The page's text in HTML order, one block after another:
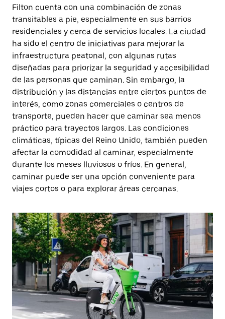
Filton cuenta con una combinación de zonas
transitables a pie, especialmente en sus barrios
residenciales y cerca de servicios locales. La ciudad
ha sido el centro de iniciativas para mejorar la
infraestructura peatonal, con algunas rutas
diseñadas para priorizar la seguridad y accesibilidad
de las personas que caminan. Sin embargo, la
distribución y las distancias entre ciertos puntos de
interés, como zonas comerciales o centros de
transporte, pueden hacer que caminar sea menos
práctico para trayectos largos. Las condiciones
climáticas, típicas del Reino Unido, también pueden
afectar la comodidad al caminar, especialmente
durante los meses lluviosos o fríos. En general,
caminar puede ser una opción conveniente para
viajes cortos o para explorar áreas cercanas.